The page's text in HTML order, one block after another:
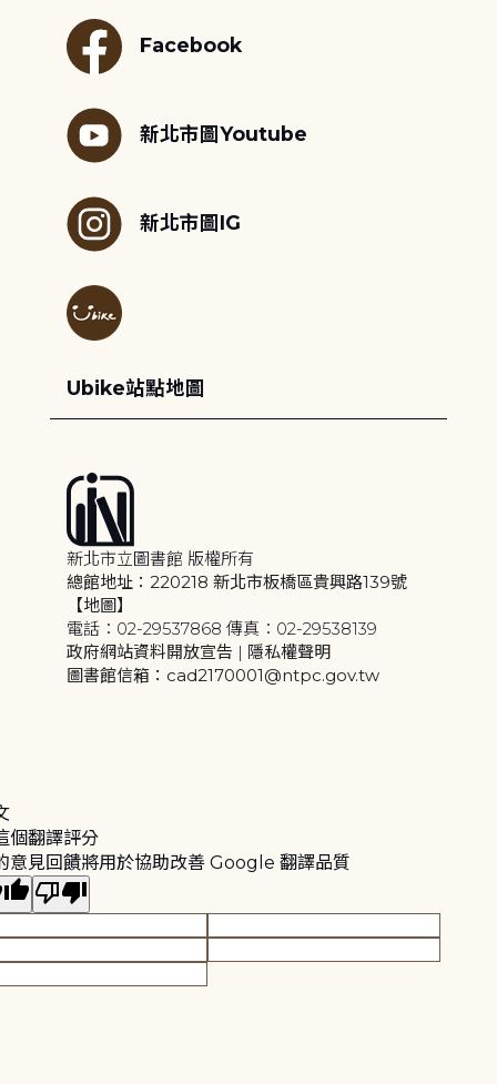
Facebook
新北市圖Youtube
新北市圖IG
Ubike站點地圖
新北市立圖書館 版權所有
總館地址：220218 新北市板橋區貴興路139號
【地圖】
電話：02-29537868 傳真：02-29538139
政府網站資料開放宣告 | 隱私權聲明
圖書館信箱：cad2170001@ntpc.gov.tw
個翻譯評分
意見回饋將用於協助改善 Google 翻譯品質